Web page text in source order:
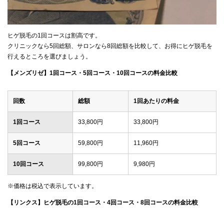
ヒゲ脱毛の1回コースは割高です。
クリニックなら5回総額、サロンなら8回総額を比較して、お得にヒゲ脱毛を
行えるところを選びましょう。
【メンズリゼ】1回コース・5回コース・10回コースの料金比較
回数 総額 1回あたりの料金
1回コース 33,800円 33,800円
5回コース 59,800円 11,960円
10回コース 99,800円 9,980円
※価格は税込で表示しています。
【リンクス】ヒゲ脱毛の1回コース・4回コース・8回コースの料金比較